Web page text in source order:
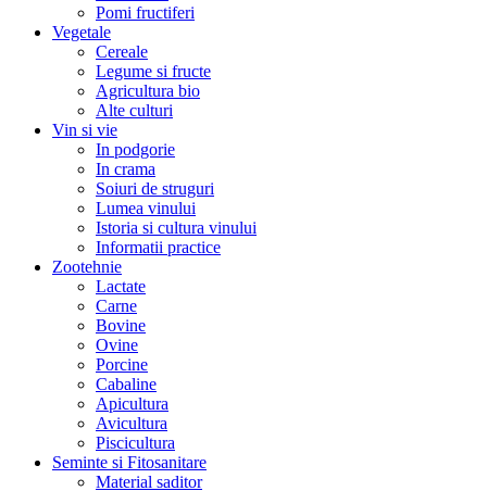
Pomi fructiferi
Vegetale
Cereale
Legume si fructe
Agricultura bio
Alte culturi
Vin si vie
In podgorie
In crama
Soiuri de struguri
Lumea vinului
Istoria si cultura vinului
Informatii practice
Zootehnie
Lactate
Carne
Bovine
Ovine
Porcine
Cabaline
Apicultura
Avicultura
Piscicultura
Seminte si Fitosanitare
Material saditor